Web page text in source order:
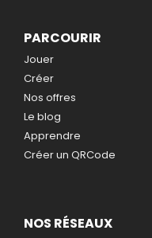
PARCOURIR
Jouer
Créer
Nos offres
Le blog
Apprendre
Créer un QRCode
NOS RÉSEAUX